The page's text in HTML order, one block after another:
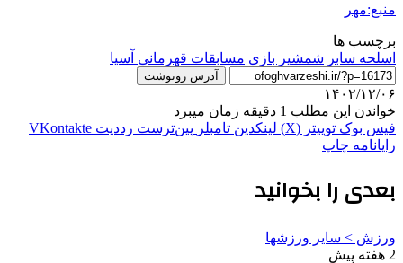
منبع:مهر
برچسب ها
اسلحه سابر شمشیر بازی مسابقات قهرمانی آسیا
آدرس رونوشت
۱۴۰۲/۱۲/۰۶
خواندن این مطلب 1 دقیقه زمان میبرد
فیس بوک توییتر (X) لینکدین ‫تامبلر ‫پین‌ترست ‫رددیت ‫VKontakte
رایانامه چاپ
بعدی را بخوانید
ورزش > سایر ورزشها
2 هفته پیش